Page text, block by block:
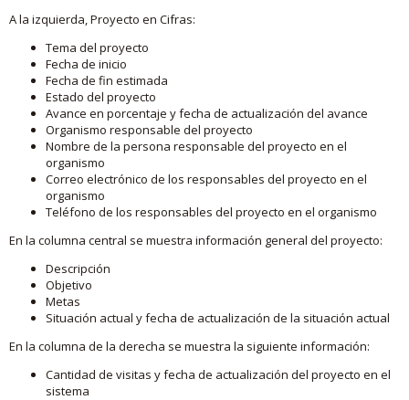
A la izquierda, Proyecto en Cifras:
Tema del proyecto
Fecha de inicio
Fecha de fin estimada
Estado del proyecto
Avance en porcentaje y fecha de actualización del avance
Organismo responsable del proyecto
Nombre de la persona responsable del proyecto en el
organismo
Correo electrónico de los responsables del proyecto en el
organismo
Teléfono de los responsables del proyecto en el organismo
En la columna central se muestra información general del proyecto:
Descripción
Objetivo
Metas
Situación actual y fecha de actualización de la situación actual
En la columna de la derecha se muestra la siguiente información:
Cantidad de visitas y fecha de actualización del proyecto en el
sistema